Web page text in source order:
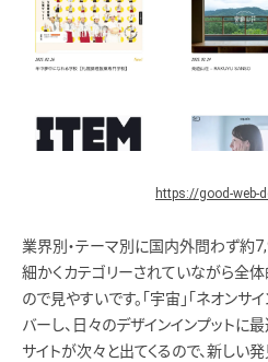
https://good-web-
業界別・テーマ別に国内外問わず約
細かくカテゴリーされていながら全体
ので見やすいです。「宇宙」「ネオンサ
バーし、日々のデザインインプットに
サイトが次々と出てくるので、新しい